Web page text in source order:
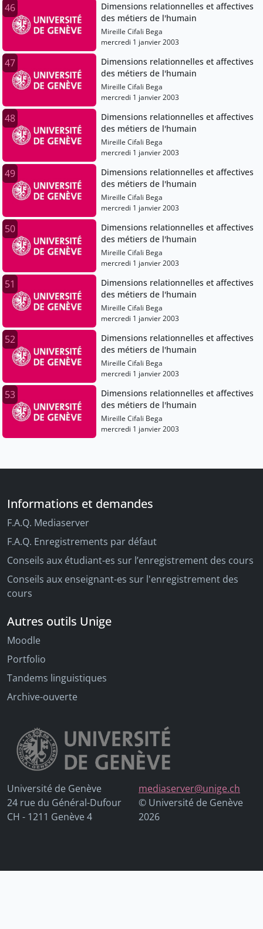
46
Dimensions relationnelles et affectives
des métiers de l'humain
Mireille Cifali Bega
mercredi 1 janvier 2003
47
Dimensions relationnelles et affectives
des métiers de l'humain
Mireille Cifali Bega
mercredi 1 janvier 2003
48
Dimensions relationnelles et affectives
des métiers de l'humain
Mireille Cifali Bega
mercredi 1 janvier 2003
49
Dimensions relationnelles et affectives
des métiers de l'humain
Mireille Cifali Bega
mercredi 1 janvier 2003
50
Dimensions relationnelles et affectives
des métiers de l'humain
Mireille Cifali Bega
mercredi 1 janvier 2003
51
Dimensions relationnelles et affectives
des métiers de l'humain
Mireille Cifali Bega
mercredi 1 janvier 2003
52
Dimensions relationnelles et affectives
des métiers de l'humain
Mireille Cifali Bega
mercredi 1 janvier 2003
53
Dimensions relationnelles et affectives
des métiers de l'humain
Mireille Cifali Bega
mercredi 1 janvier 2003
Informations et demandes
F.A.Q. Mediaserver
F.A.Q. Enregistrements par défaut
Conseils aux étudiant-es sur l’enregistrement des cours
Conseils aux enseignant-es sur l'enregistrement des
cours
Autres outils Unige
Moodle
Portfolio
Tandems linguistiques
Archive-ouverte
Université de Genève
24 rue du Général-Dufour
CH - 1211 Genève 4
mediaserver@unige.ch
© Université de Genève
2026